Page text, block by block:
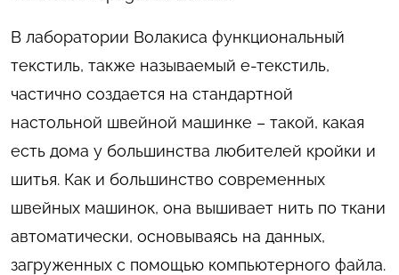
В лаборатории Волакиса функциональный
текстиль, также называемый е-текстиль,
частично создается на стандартной
настольной швейной машинке – такой, какая
есть дома у большинства любителей кройки и
шитья. Как и большинство современных
швейных машинок, она вышивает нить по ткани
автоматически, основываясь на данных,
загруженных с помощью компьютерного файла.